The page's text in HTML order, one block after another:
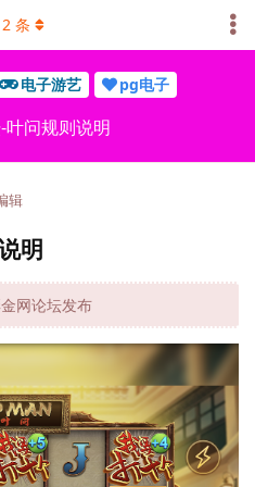
电子游艺 pg电子
叶问规则说明
2 条
辑
明
网论坛发布